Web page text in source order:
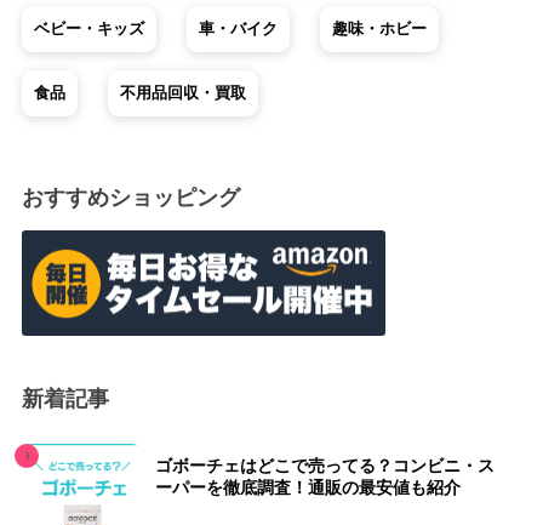
ベビー・キッズ 車・バイク 趣味・ホビー
食品 不用品回収・買取
おすすめショッピング
新着記事
ゴボーチェはどこで売ってる？コンビニ・ス
ーパーを徹底調査！通販の最安値も紹介